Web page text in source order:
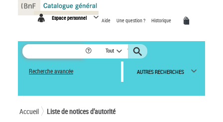
Espace personnel Aide Une question ? Historique
Tout
Recherche avancée AUTRES RECHERCHES
Accueil Liste de notices d’autorité
Panneau de gestion des cookies